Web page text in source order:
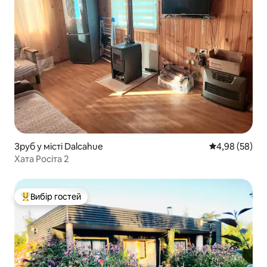
Зруб у місті Dalcahue Середня
4,98 (58)
Хата Росіта 2
Топ вибір гостей
Вибір гостей